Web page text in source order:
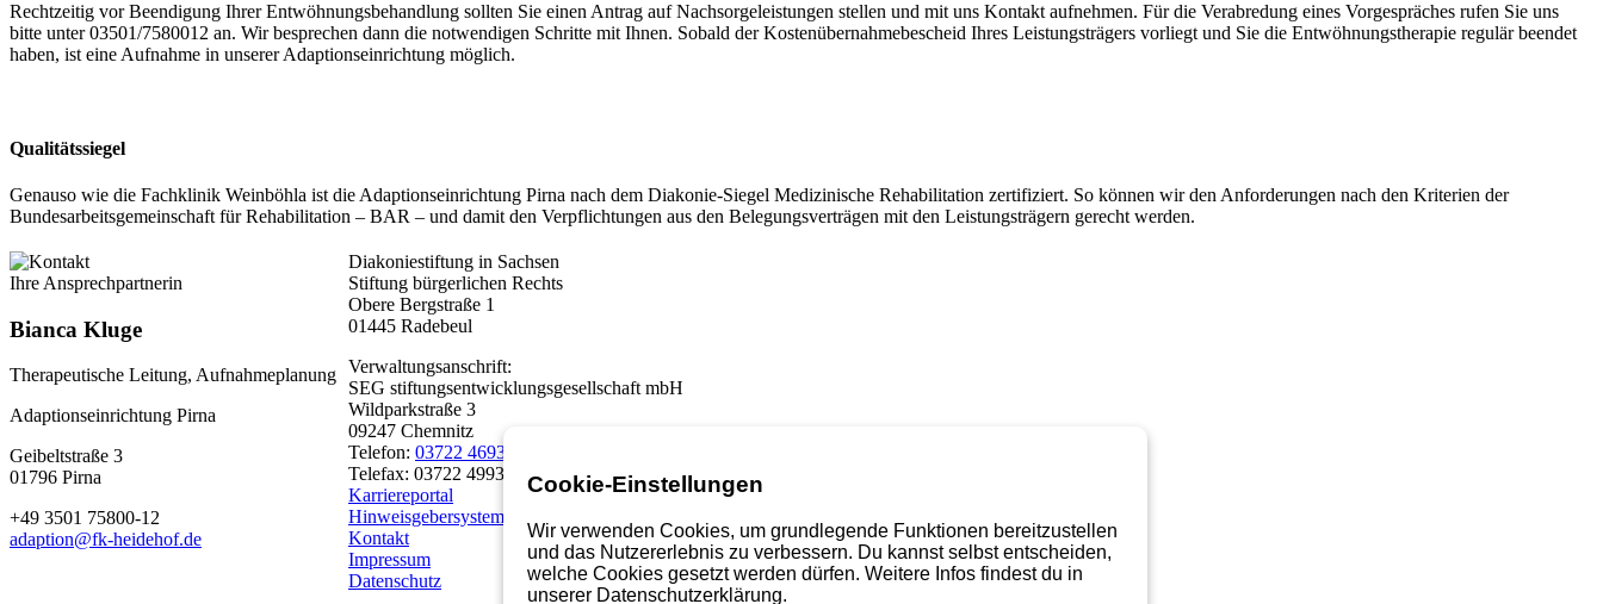
Rechtzeitig vor Beendigung Ihrer Entwöhnungsbehandlung sollten Sie einen Antrag auf Nachsorgeleistungen stellen und mit uns Kontakt aufnehmen. Für die Verabredung eines Vorgespräches rufen Sie uns
bitte unter 03501/7580012 an. Wir besprechen dann die notwendigen Schritte mit Ihnen. Sobald der Kostenübernahmebescheid Ihres Leistungsträgers vorliegt und Sie die Entwöhnungstherapie regulär beendet
haben, ist eine Aufnahme in unserer Adaptionseinrichtung möglich.
Qualitätssiegel
Genauso wie die Fachklinik Weinböhla ist die Adaptionseinrichtung Pirna nach dem Diakonie-Siegel Medizinische Rehabilitation zertifiziert. So können wir den Anforderungen nach den Kriterien der
Bundesarbeitsgemeinschaft für Rehabilitation – BAR – und damit den Verpflichtungen aus den Belegungsverträgen mit den Leistungsträgern gerecht werden.
Ihre Ansprechpartnerin
Bianca Kluge
Therapeutische Leitung, Aufnahmeplanung
Adaptionseinrichtung Pirna
Geibeltstraße 3
01796 Pirna
+49 3501 75800-12
adaption@fk-heidehof.de
Diakoniestiftung in Sachsen
Stiftung bürgerlichen Rechts
Obere Bergstraße 1
01445 Radebeul
Verwaltungsanschrift:
SEG stiftungsentwicklungsgesellschaft mbH
Wildparkstraße 3
09247 Chemnitz
Telefon: 03722 46937 0
Telefax: 03722 49937 99
Karriereportal
Hinweisgebersystem
Kontakt
Impressum
Datenschutz
Cookie-Einstellungen
Wir verwenden Cookies, um grundlegende Funktionen bereitzustellen
und das Nutzererlebnis zu verbessern. Du kannst selbst entscheiden,
welche Cookies gesetzt werden dürfen. Weitere Infos findest du in
unserer Datenschutzerklärung.